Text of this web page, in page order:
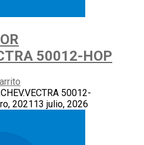
50012-HOP
50012-
202113 julio, 2026